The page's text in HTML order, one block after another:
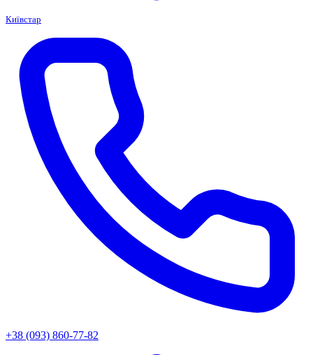
Київстар
+38 (093) 860-77-82